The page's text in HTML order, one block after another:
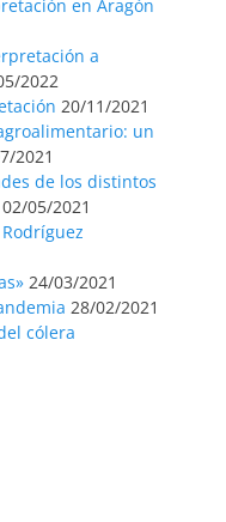
en Aragón
a
2022
20/11/2021
un
2021
de los distintos
02/05/2021
24/03/2021
28/02/2021
cólera